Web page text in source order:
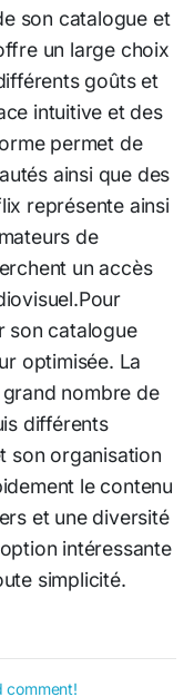
son catalogue et
un large choix
goûts et
intuitive et des
permet de
ainsi que des
représente ainsi
de
un accès
son catalogue
optimisée. La
nombre de
différents
son organisation
le contenu
et une diversité
intéressante
simplicité.
comment!